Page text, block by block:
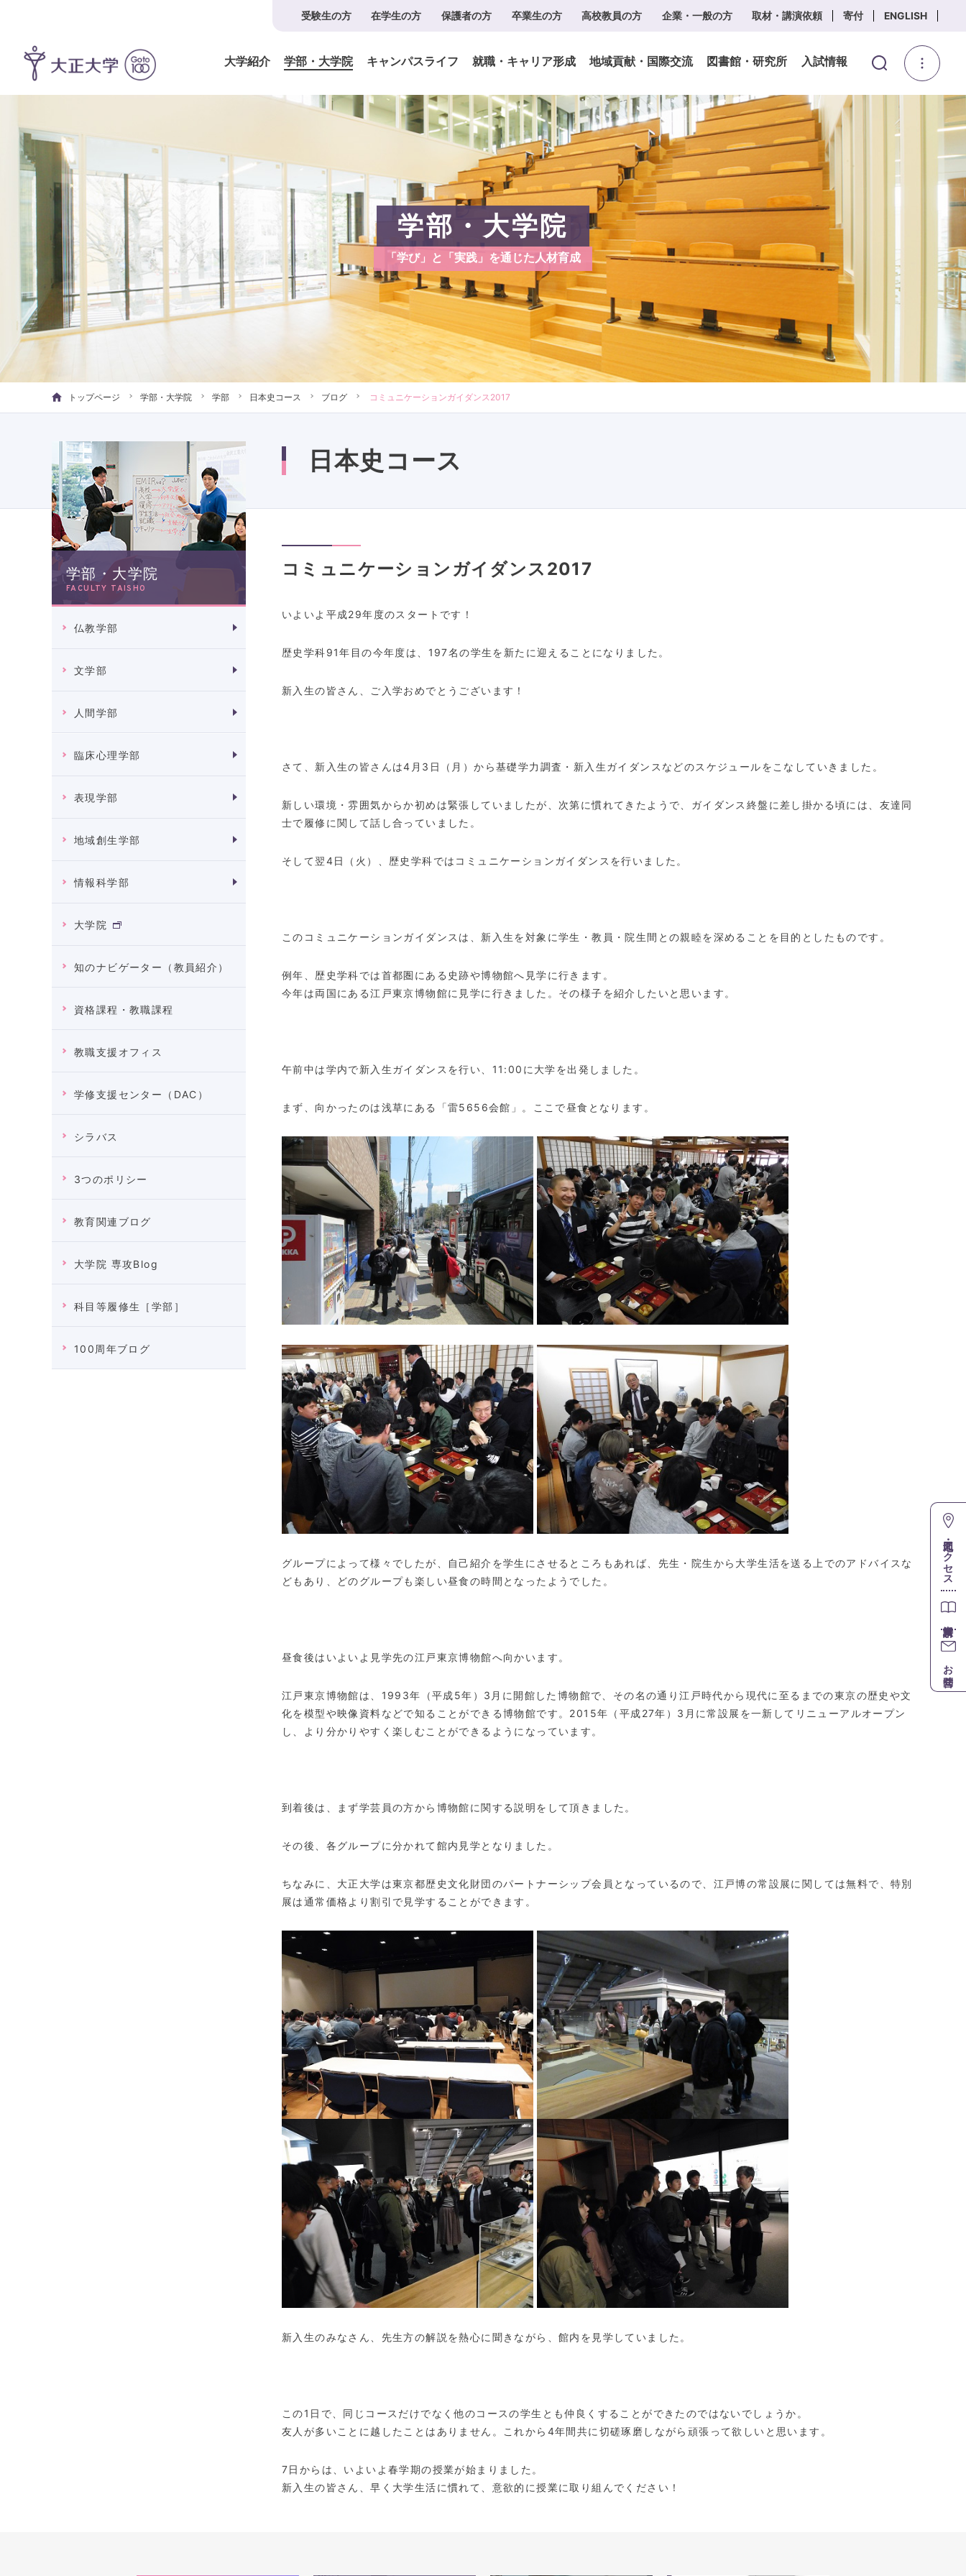
受験生の方 在学生の方 保護者の方 卒業生の方 高校教員の方 企業・一般の方 取材・講演依頼 寄付 ENGLISH
大学紹介 学部・大学院 キャンパスライフ 就職・キャリア形成 地域貢献・国際交流 図書館・研究所 入試情報
学部・大学院
「学び」と「実践」を通じた人材育成
トップページ 学部・大学院 学部 日本史コース ブログ コミュニケーションガイダンス2017
学部・大学院
FACULTY TAISHO
仏教学部
文学部
人間学部
臨床心理学部
表現学部
地域創生学部
情報科学部
大学院
知のナビゲーター（教員紹介）
資格課程・教職課程
教職支援オフィス
学修支援センター（DAC）
シラバス
3つのポリシー
教育関連ブログ
大学院 専攻Blog
科目等履修生［学部］
100周年ブログ
日本史コース
コミュニケーションガイダンス2017
いよいよ平成29年度のスタートです！
歴史学科91年目の今年度は、 197名の学生を新たに迎えることになりました。
新入生の皆さん、ご入学おめでとうございます！
さて、新入生の皆さんは4 月 3 日（月）から基礎学力調査・新入生ガイダンスなどのスケジュールをこなしていきました。
新しい環境・雰囲気からか初めは緊張していましたが、次第に慣れてきたようで、ガイダンス終盤に差し掛かる頃には、友達同
士で履修に関して話し合っていました。
そして翌4日（火）、歴史学科ではコミュニケーションガイダンスを行いました。
このコミュニケーションガイダンスは、新入生を対象に学生・教員・院生間との親睦を深めることを目的としたものです。
例年、歴史学科では首都圏にある史跡や博物館へ見学に行きます。
今年は両国にある江戸東京博物館に見学に行きました。その様子を紹介したいと思います。
午前中は学内で新入生ガイダンスを行い、 11:00 に大学を出発しました。
まず、向かったのは浅草にある「雷5656会館」。ここで昼食となります。
グループによって様々でしたが、自己紹介を学生にさせるところもあれば、先生・院生から大学生活を送る上でのアドバイスな
どもあり、どのグループも楽しい昼食の時間となったようでした。
昼食後はいよいよ見学先の江戸東京博物館へ向かいます。
江戸東京博物館は、 1993年（平成5年） 3 月に開館した博物館で、その名の通り江戸時代から現代に至るまでの東京の歴史や文
化を模型や映像資料などで知ることができる博物館です。 2015年（平成27年） 3 月に常設展を一新してリニューアルオープン
し、より分かりやすく楽しむことができるようになっています。
到着後は、まず学芸員の方から博物館に関する説明をして頂きました。
その後、各グループに分かれて館内見学となりました。
ちなみに、大正大学は東京都歴史文化財団のパートナーシップ会員となっているので、江戸博の常設展に関しては無料で、特別
展は通常価格より割引で見学することができます。
新入生のみなさん、先生方の解説を熱心に聞きながら、館内を見学していました。
この1 日で、同じコースだけでなく他のコースの学生とも仲良くすることができたのではないでしょうか。
友人が多いことに越したことはありません。これから 4年間共に切磋琢磨しながら頑張って欲しいと思います。
7日からは、いよいよ春学期の授業が始まりました。
新入生の皆さん、早く大学生活に慣れて、意欲的に授業に取り組んでください！
地図・アクセス
お問合せ